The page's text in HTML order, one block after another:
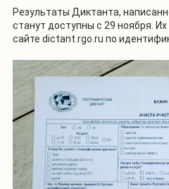
Результаты Диктанта,
станут доступны с 29 ноября.
сайте dictant.rgo.ru по